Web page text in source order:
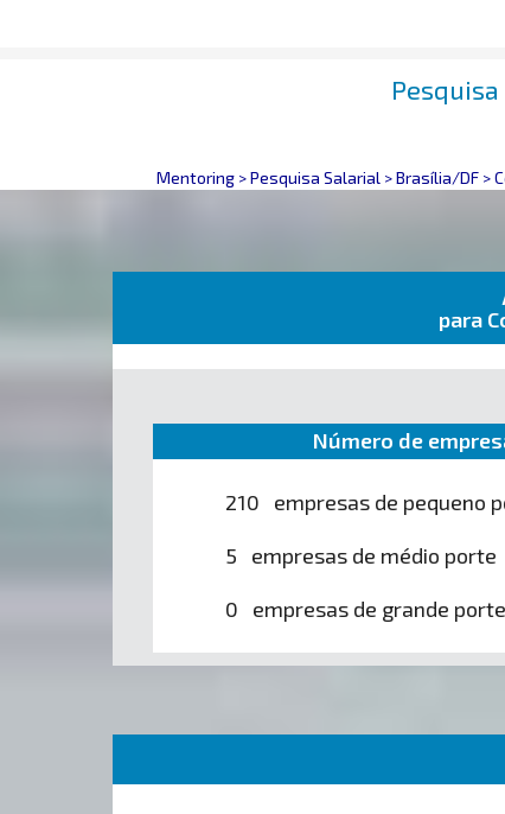
Mentoring >Pesquisa Salarial >Brasília/DF >
para
Número de
210 empresas de pequeno
5 empresas de médio porte
0 empresas de grande porte